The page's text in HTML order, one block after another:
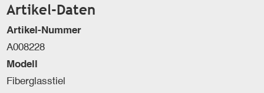
Artikel-Daten
Artikel-Nummer
A008228
Modell
Fiberglasstiel